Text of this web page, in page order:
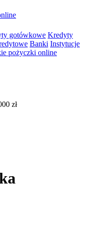
gotówkowe Kredyty
Banki Instytucje
pożyczki online
zł